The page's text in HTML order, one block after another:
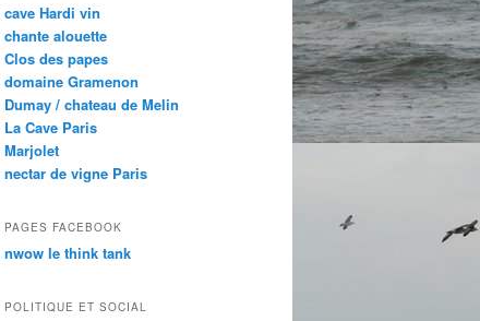
cave Hardi vin
chante alouette
Clos des papes
domaine Gramenon
Dumay / chateau de Melin
La Cave Paris
Marjolet
nectar de vigne Paris
PAGES FACEBOOK
nwow le think tank
POLITIQUE ET SOCIAL